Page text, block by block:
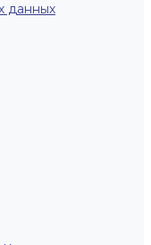
данных